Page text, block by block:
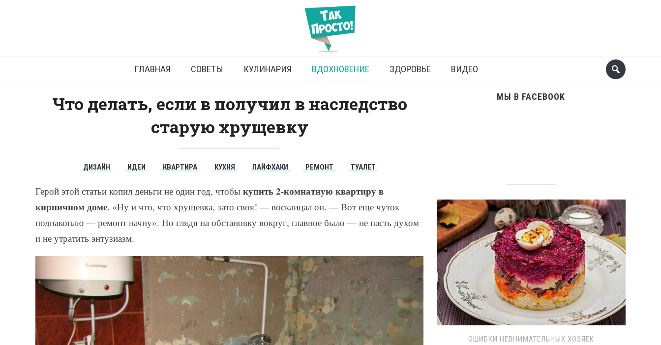
Ремонт в хрущевке своими руками
ГЛАВНАЯ СОВЕТЫ КУЛИНАРИЯ ВДОХНОВЕНИЕ ЗДОРОВЬЕ ВИДЕО
Что делать, если в получил в наследство
старую хрущевку
ДИЗАЙН ИДЕИ КВАРТИРА КУХНЯ ЛАЙФХАКИ РЕМОНТ ТУАЛЕТ
Герой этой статьи копил деньги не один год, чтобы купить 2-комнатную квартиру в
кирпичном доме. «Ну и что, что хрущевка, зато своя! — восклицал он. — Вот еще чуток
поднакоплю — ремонт начну». Но глядя на обстановку вокруг, главное было — не пасть духом
и не утратить энтузиазм.
МЫ В FACEBOOK
ОШИБКИ НЕВНИМАТЕЛЬНЫХ ХОЗЯЕК